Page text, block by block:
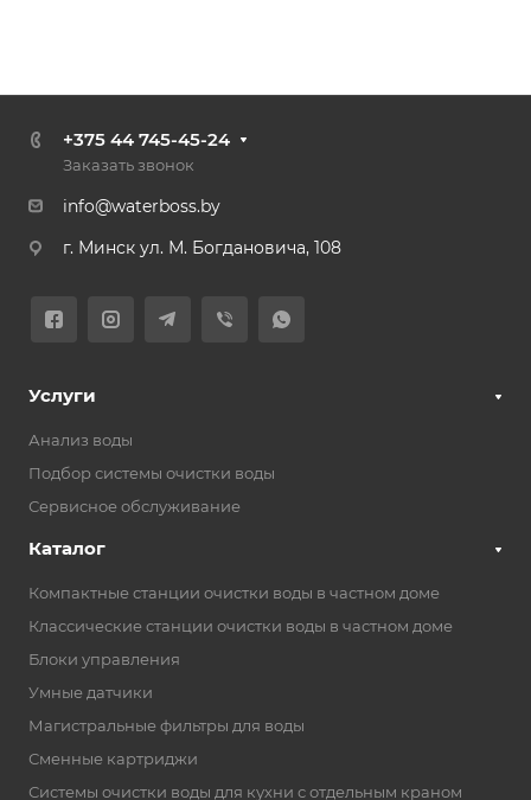
+375 44 745-45-24
Заказать звонок
info@waterboss.by
г. Минск ул. М. Богдановича, 108
Услуги
Анализ воды
Подбор системы очистки воды
Сервисное обслуживание
Каталог
Компактные станции очистки воды в частном доме
Классические станции очистки воды в частном доме
Блоки управления
Умные датчики
Магистральные фильтры для воды
Сменные картриджи
Системы очистки воды для кухни с отдельным краном